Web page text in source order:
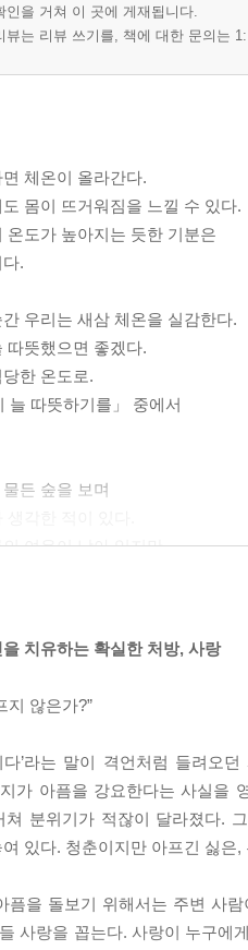
인을 거쳐 이 곳에 게재됩니다.
뷰는 리뷰 쓰기를, 책에 대한 문의는
체온이 올라간다.
몸이 뜨거워짐을 느낄 수 있다.
온도가 높아지는 듯한 기분은
.
우리는 새삼 체온을 실감한다.
따뜻했으면 좋겠다.
한 온도로.
늘 따뜻하기를」 중에서
든 숲을 보며
여운이 남아 있지만
버린 어른 같기 때문이다.
겠노라고.
겠노라고.
숲」 중에서
그림을 그리고 싶었으나
치유하는 확실한 처방, 사랑
지 않은가?”
다’라는 말이 격언처럼 들려오
가 아픔을 강요한다는 사실을
쳐 분위기가 적잖이 달라졌다.
있다. 청춘이지만 아프긴 싫
픔을 돌보기 위해서는 주변 사
사랑을 꼽는다. 사랑이 누구에